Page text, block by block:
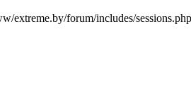
extreme.by/forum/includes/sessions.php